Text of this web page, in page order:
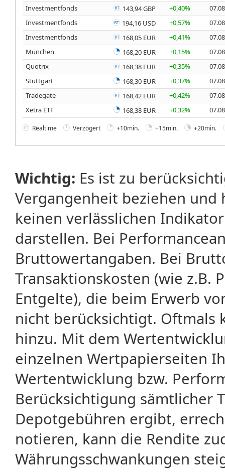
Investmentfonds
143,94 GBP +0,40%
Investmentfonds
194,16 USD +0,57%
Investmentfonds
168,05 EUR +0,41%
München
168,20 EUR +0,15%
Quotrix
168,38 EUR +0,35%
Stuttgart
168,30 EUR +0,37%
Tradegate
168,42 EUR +0,42%
Xetra ETF
168,38 EUR +0,32%
Realtime Verzögert +10min. +15min. +20min.
Wichtig: Es ist zu
Vergangenheit beziehen
keinen verlässlichen
darstellen. Bei
Bruttowertangaben. Bei
Transaktionskosten (wie z.B.
Entgelte), die beim Erwerb
nicht berücksichtigt. Oftmals
hinzu. Mit dem
einzelnen Wertpapierseiten
Wertentwicklung bzw.
Berücksichtigung sämtlicher
Depotgebühren ergibt,
notieren, kann die Rendite
Währungsschwankungen